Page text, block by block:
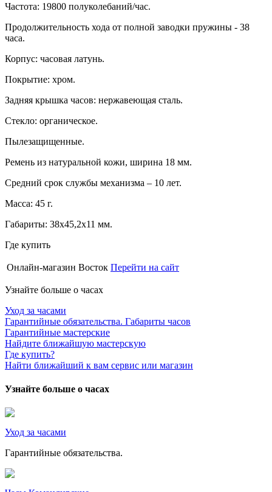
Частота: 19800 полуколебаний/час.
Продолжительность хода от полной заводки пружины - 38
часа.
Корпус: часовая латунь.
Покрытие: хром.
Задняя крышка часов: нержавеющая сталь.
Стекло: органическое.
Пылезащищенные.
Ремень из натуральной кожи, ширина 18 мм.
Средний срок службы механизма – 10 лет.
Масса: 45 г.
Габариты: 38х45,2х11 мм.
Где купить
Онлайн-магазин Восток Перейти на сайт
Узнайте больше о часах
Уход за часами
Гарантийные обязательства. Габариты часов
Гарантийные мастерские
Найдите ближайшую мастерскую
Где купить?
Найти ближайший к вам сервис или магазин
Узнайте больше о часах
Уход за часами
Гарантийные обязательства.